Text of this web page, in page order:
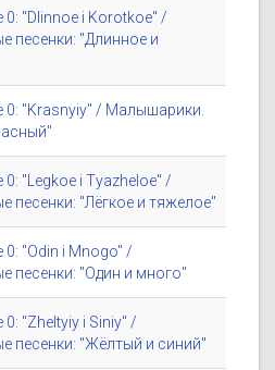
0: "Dlinnoe i Korotkoe" /
песенки: "Длинное и
0: "Krasnyiy" / Малышарики.
"Legkoe i Tyazheloe" /
песенки: "Лёгкое и тяжелое"
0: "Odin i Mnogo" /
песенки: "Один и много"
"Zheltyiy i Siniy" /
песенки: "Жёлтый и синий"